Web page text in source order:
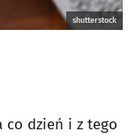
shutterstock
co dzień i z tego